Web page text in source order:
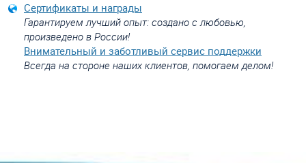
Сертификаты и награды
Гарантируем лучший опыт: создано с любовью,
произведено в России!
Внимательный и заботливый сервис поддержки
Всегда на стороне наших клиентов, помогаем делом!